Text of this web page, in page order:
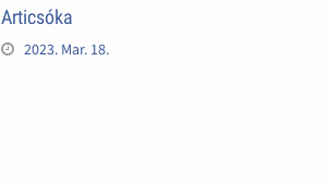
Articsóka
2023. Mar. 18.